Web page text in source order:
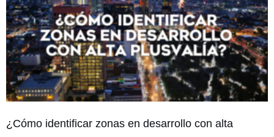
¿Cómo identificar zonas en desarrollo con alta